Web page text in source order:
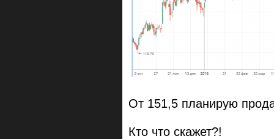
От 151,5 планирую
Кто что скажет?!